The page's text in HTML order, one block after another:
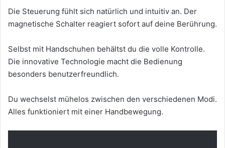
Die Steuerung fühlt sich natürlich und intuitiv an. Der
magnetische Schalter reagiert sofort auf deine Berührung.
Selbst mit Handschuhen behältst du die volle Kontrolle.
Die innovative Technologie macht die Bedienung
besonders benutzerfreundlich.
Du wechselst mühelos zwischen den verschiedenen Modi.
Alles funktioniert mit einer Handbewegung.